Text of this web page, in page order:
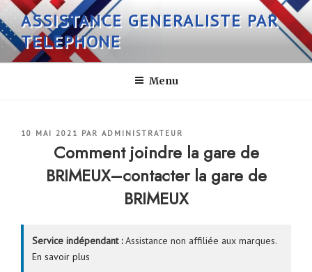
Aller
au
contenu
principal
ASSISTANCE GENERALISTE PAR
TELEPHONE
Menu
PUBLIÉ
10 MAI 2021 PAR ADMINISTRATEUR
Comment joindre la gare de
BRIMEUX–contacter la gare de
BRIMEUX
Service indépendant :Assistance non affiliée aux marques.
En savoir plus